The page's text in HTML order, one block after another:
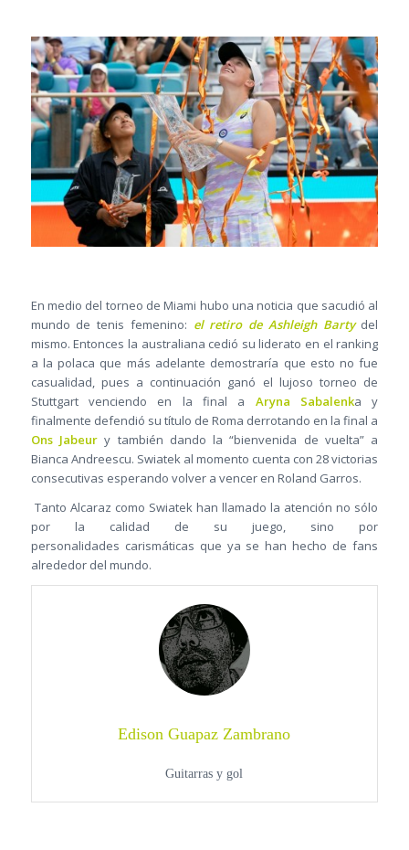
En medio del torneo de Miami hubo una noticia que sacudió al
mundo de tenis femenino: el retiro de Ashleigh Barty del
mismo. Entonces la australiana cedió su liderato en el ranking
a la polaca que más adelante demostraría que esto no fue
casualidad, pues a continuación ganó el lujoso torneo de
Stuttgart venciendo en la final a Aryna Sabalenka y
finalmente defendió su título de Roma derrotando en la final a
Ons Jabeury también dando la “bienvenida de vuelta” a
Bianca Andreescu. Swiatek al momento cuenta con 28 victorias
consecutivas esperando volver a vencer en Roland Garros.
Tanto Alcaraz como Swiatek han llamado la atención no sólo
por la calidad de su juego, sino por
personalidades carismáticas que ya se han hecho de fans
alrededor del mundo.
Edison Guapaz Zambrano
Guitarras y gol